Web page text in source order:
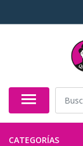
CATEGORÍAS